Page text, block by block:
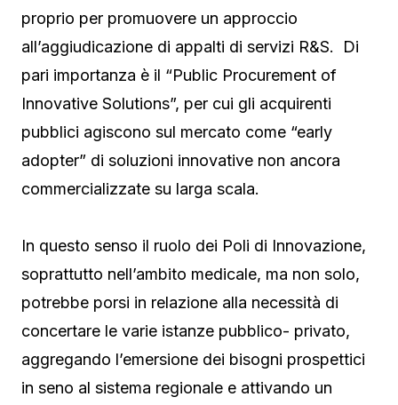
proprio per promuovere un approccio
all’aggiudicazione di appalti di servizi R&S. Di
pari importanza è il “Public Procurement of
Innovative Solutions”, per cui gli acquirenti
pubblici agiscono sul mercato come “early
adopter” di soluzioni innovative non ancora
commercializzate su larga scala.
In questo senso il ruolo dei Poli di Innovazione,
soprattutto nell’ambito medicale, ma non solo,
potrebbe porsi in relazione alla necessità di
concertare le varie istanze pubblico- privato,
aggregando l’emersione dei bisogni prospettici
in seno al sistema regionale e attivando un